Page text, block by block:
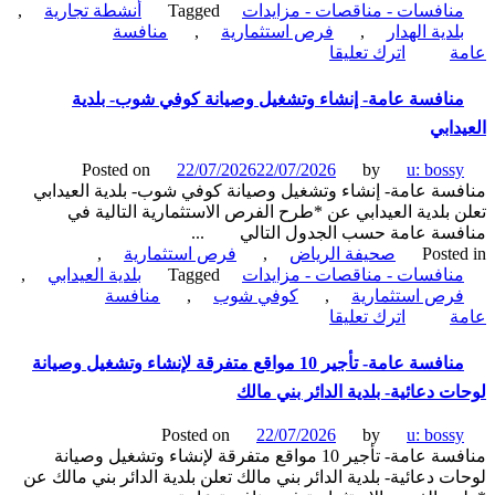
- مناقصات - مزايدات Tagged أنشطة تجارية
,
الهدار
, فرص استثمارية ,
منافسة
اترك تعليقاon
عامة-
إنشاء
وصيانة
تجاري-
بلدية
الهدار
عامة- إنشاء وتشغيل وصيانة كوفي شوب- بلدية
Posted on 22/07/202622/07/2026 by
u:
عامة- إنشاء وتشغيل وصيانة كوفي شوب- بلدية العيدابي
بلدية العيدابي عن *طرح الفرص الاستثمارية التالية في
عامة حسب الجدول التالي ...
صحيفة الرياض , فرص استثمارية
,
- مناقصات - مزايدات
Tagged بلدية العيدابي
,
استثمارية
, كوفي شوب ,
منافسة
اترك تعليقاon
عامة-
إنشاء
وتشغيل
كوفي
شوب-
بلدية
منافسة عامة- تأجير 10 مواقع متفرقة لإنشاء وتشغيل وصيانة
دعائية- بلدية الدائر بني مالك
Posted on 22/07/2026 by
u:
منافسة عامة- تأجير 10 مواقع متفرقة لإنشاء وتشغيل وصيانة
دعائية- بلدية الدائر بني مالك تعلن بلدية الدائر بني مالك عن